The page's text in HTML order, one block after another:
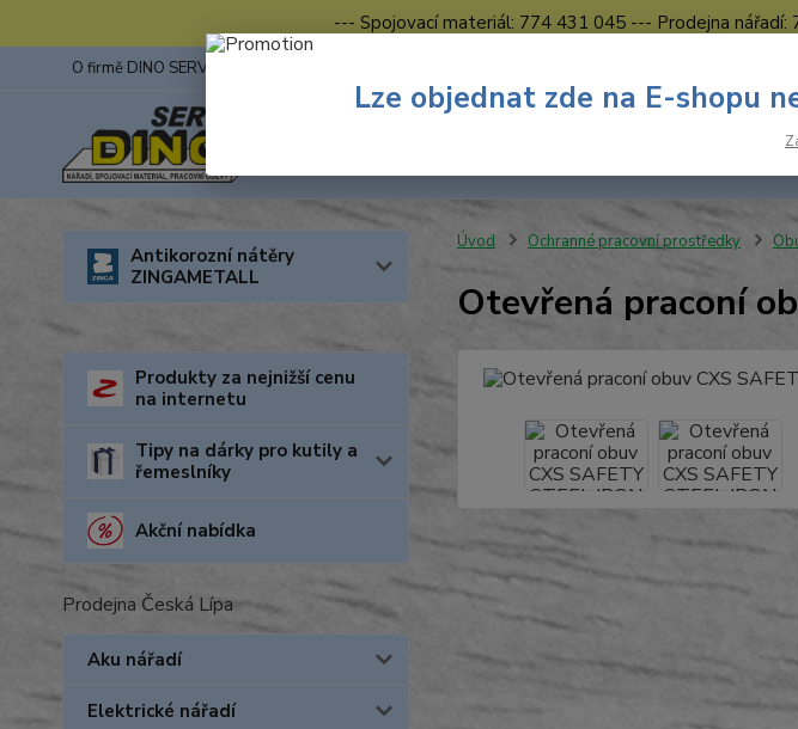
--- Spojovací materiál: 774 431 045 --- Prodejna
O firmě DINO SERVIS s.r.o.
Antikorozní nátěry
ZINGAMETALL
Produkty za nejnižší cenu
na internetu
Tipy na dárky pro kutily a
řemeslníky
Akční nabídka
Prodejna Česká Lípa
Aku nářadí
Elektrické nářadí
Úvod Ochranné pracovní prostředky
Otevřená praconí
Lze objednat zde na E-shopu